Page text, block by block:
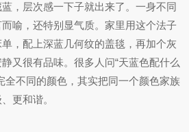
，层次感一下子就出来了。一身不同
喻，还特别显气质。家里用这个法子
，配上深蓝几何纹的盖毯，再加个灰
又很有品味。很多人问“天蓝色配什么
全不同的颜色，其实把同一个颜色家族
更和谐。